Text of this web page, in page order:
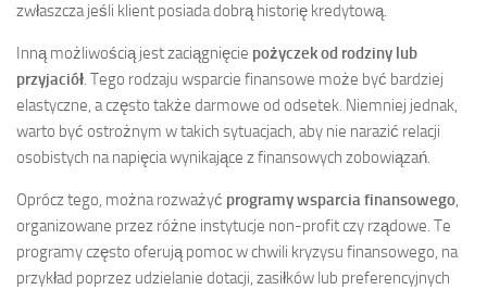
zwłaszcza jeśli klient posiada dobrą historię kredytową.
Inną możliwością jest zaciągnięcie pożyczek od rodziny lub
przyjaciół. Tego rodzaju wsparcie finansowe może być bardziej
elastyczne, a często także darmowe od odsetek. Niemniej jednak,
warto być ostrożnym w takich sytuacjach, aby nie narazić relacji
osobistych na napięcia wynikające z finansowych zobowiązań.
Oprócz tego, można rozważyć programy wsparcia finansowego,
organizowane przez różne instytucje non-profit czy rządowe. Te
programy często oferują pomoc w chwili kryzysu finansowego, na
przykład poprzez udzielanie dotacji, zasiłków lub preferencyjnych